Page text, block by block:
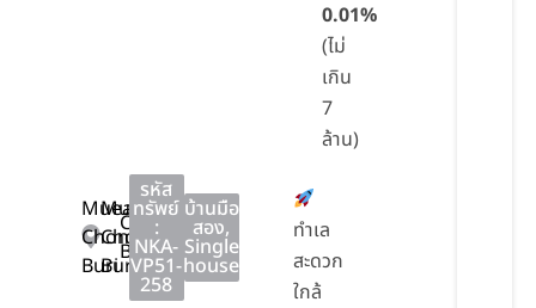
Mueang
Chon
Buri
Mueang
Chon
Buri
Chon
Buri
รหัส
ทรัพย์
:
NKA-
VP51-
258
บ้านมือ
สอง,
Single
house
0.01%
(ไม่
เกิน
7
ล้าน)
ทำเล
สะดวก
ใกล้